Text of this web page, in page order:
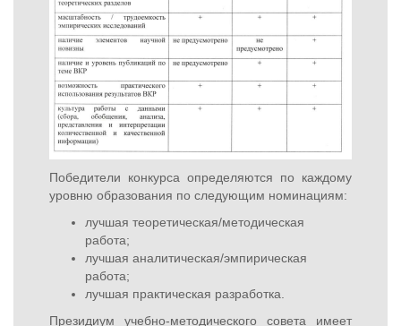
Победители конкурса определяются по каждому
уровню образования по следующим номинациям:
лучшая теоретическая/методическая
работа;
лучшая аналитическая/эмпирическая
работа;
лучшая практическая разработка.
Президиум учебно-методического совета имеет